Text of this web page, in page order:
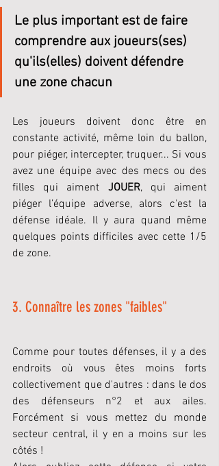
Le plus important est de faire
comprendre aux joueurs(ses)
qu'ils(elles) doivent défendre
une zone chacun
Les joueurs doivent donc être en
constante activité, même loin du ballon,
pour piéger, intercepter, truquer... Si vous
avez une équipe avec des mecs ou des
filles qui aiment JOUER, qui aiment
piéger l’équipe adverse, alors c'est la
défense idéale. Il y aura quand même
quelques points difficiles avec cette 1/5
de zone.
3. Connaître les zones "faibles"
Comme pour toutes défenses, il y a des
endroits où vous êtes moins forts
collectivement que d'autres : dans le dos
des défenseurs n°2 et aux ailes.
Forcément si vous mettez du monde
secteur central, il y en a moins sur les
côtés !